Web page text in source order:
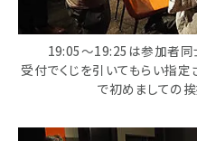
19:05～19:25は参加者同
受付でくじを引いてもらい指定
で初めましての